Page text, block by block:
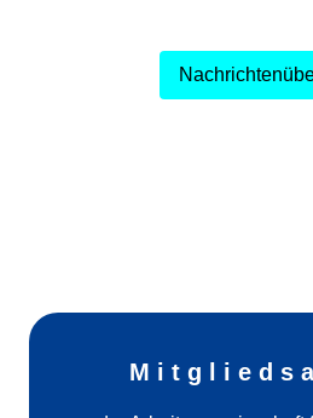
M i t g l i e d s